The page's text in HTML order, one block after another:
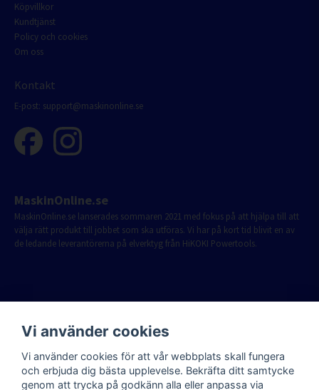
Köpvillkor
Kundtjänst
Policy och cookies
Om oss
Kontakt
E-post: support@maskinonline.se
MaskinOnline.se
MaskinOnline.se lanserades sommaren 2021 med fokus på att hjälpa till att
välja rätt produkt till jobbet som ska utföras. Vi har på kort tid blivit en av
de ledande leverantörerna på elverktyg från HiKOKI Powertools.
Vi använder cookies
Vi använder cookies för att vår webbplats skall fungera
och erbjuda dig bästa upplevelse. Bekräfta ditt samtycke
genom att trycka på godkänn alla eller anpassa via